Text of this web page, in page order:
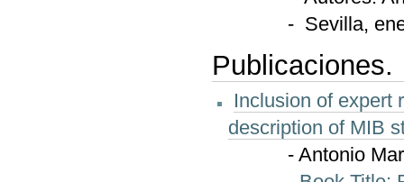
- Sevilla,
Publicaciones.
Inclusion of expert
description of MIB
- Antonio